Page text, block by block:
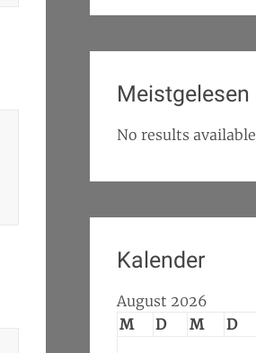
Meistgelesen
No results available
Kalender
August 2026
M
D M D